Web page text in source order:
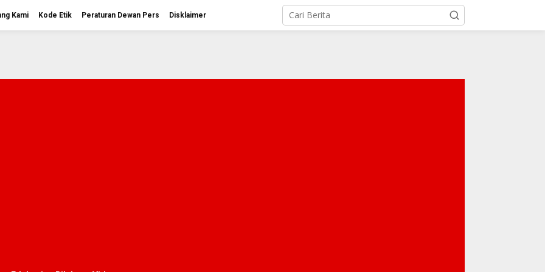
Kami Kode Etik Peraturan Dewan Pers Disklaimer